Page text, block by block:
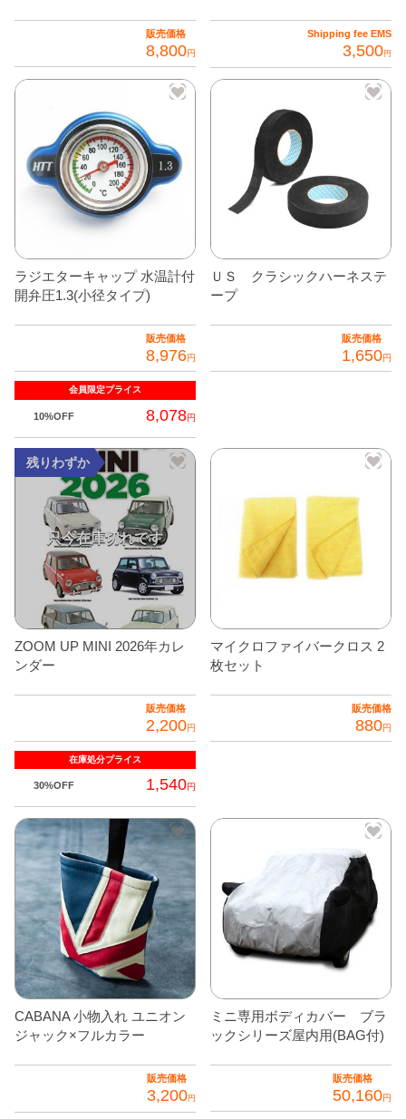
商
ペ
ー
ら
き
ま
す
販売価格
8,800円
こ
に
バ
シ
ョ
が
あ
ョ
ン
は
商
ペ
か
ら
選
択
で
き
ま
す
Shipping fee EMS
3,500円
ラジエターキャップ 水温計付
開弁圧1.3(小径タイプ)
販売価格
8,976円
会員限定プライス
10%OFF 8,078円
ＵＳ クラシックハーネステ
ープ
販売価格
1,650円
残りわずか
ZOOM UP MINI 2026年カレ
ンダー
販売価格
2,200円
在庫処分プライス
30%OFF 1,540円
マイクロファイバークロス 2
枚セット
販売価格
880円
CABANA 小物入れ ユニオン
ジャック×フルカラー
販売価格
3,200円
ミニ専用ボディカバー ブラ
ックシリーズ屋内用(BAG付)
販売価格
50,160円